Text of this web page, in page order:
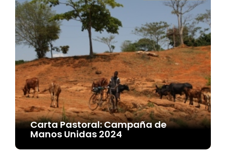
Carta Pastoral: Campaña de
Manos Unidas 2024